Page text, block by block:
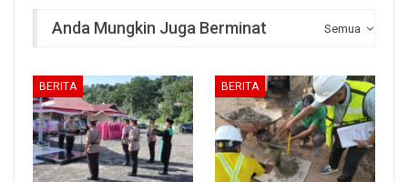
Semua
Anda Mungkin Juga Berminat
BERITA BERITA